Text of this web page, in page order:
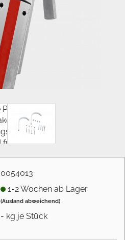
0054013
1-2 Wochen ab Lager
(Ausland abweichend)
- kg je Stück